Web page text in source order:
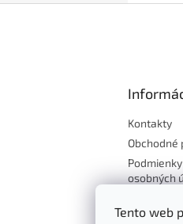
Tento web
Kontakty
Obchodné
osobných
tovaru